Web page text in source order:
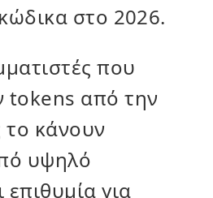
στο 2026.
που
tokens από την
το κάνουν
υψηλό
επιθυμία για